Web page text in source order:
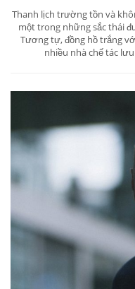
Thanh lịch trường tồn và
một trong những sắc thái
Tương tự, đồng hồ trắng
nhiều nhà chế tác